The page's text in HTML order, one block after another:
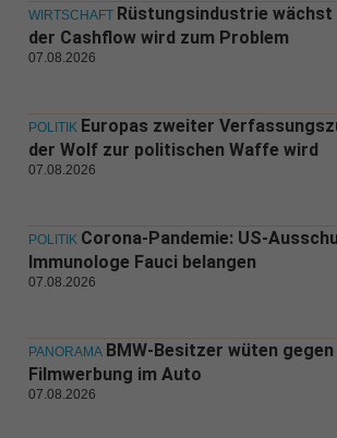
WIRTSCHAFT Rüstungsindustrie
der Cashflow wird zum Problem
07.08.2026
POLITIK Europas zweiter
der Wolf zur politischen Waffe wird
07.08.2026
POLITIK Corona-Pandemie: US-
Immunologe Fauci belangen
07.08.2026
PANORAMA BMW-Besitzer wüten
Filmwerbung im Auto
07.08.2026